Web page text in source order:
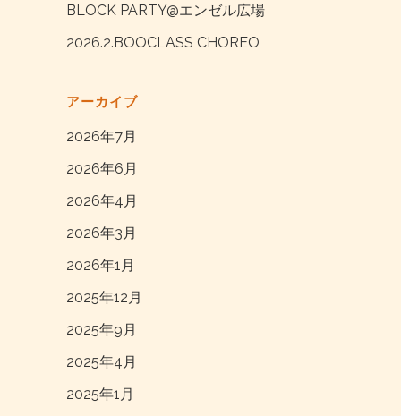
BLOCK PARTY@エンゼル広場
2026.2.BOOCLASS CHOREO
アーカイブ
2026年7月
2026年6月
2026年4月
2026年3月
2026年1月
2025年12月
2025年9月
2025年4月
2025年1月